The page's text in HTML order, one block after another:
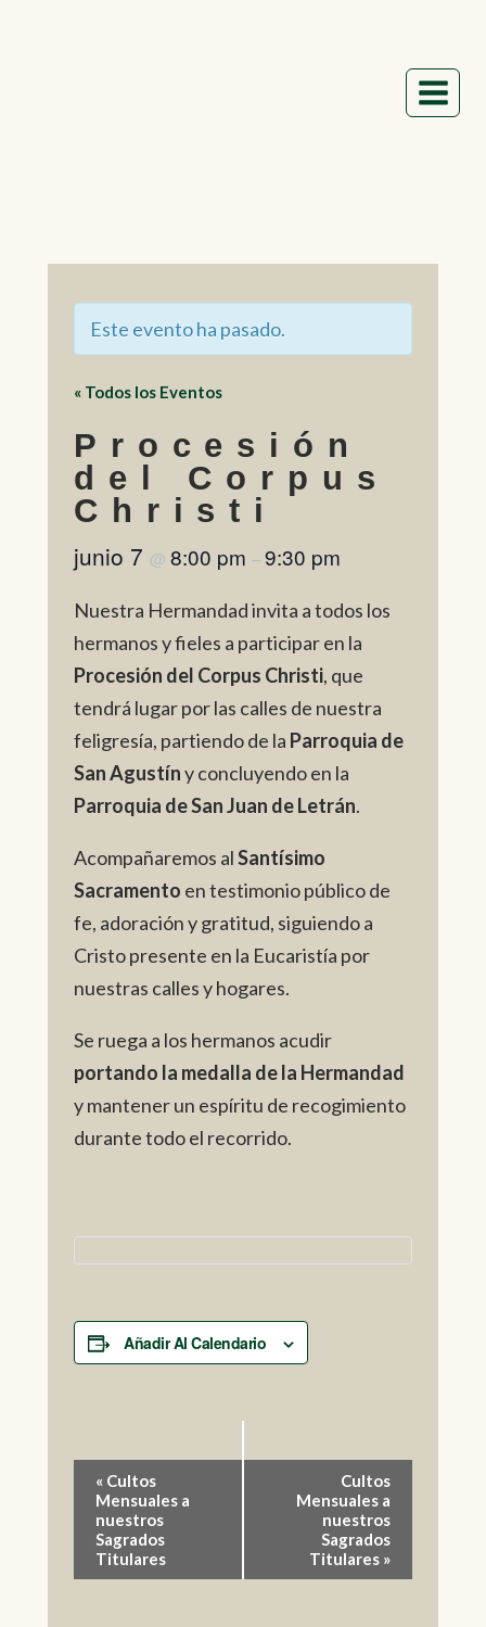
Este evento ha pasado.
« Todos los Eventos
Procesión
del Corpus
Christi
junio 7 @ 8:00 pm –9:30 pm
Nuestra Hermandad invita a todos los
hermanos y fieles a participar en la
Procesión del Corpus Christi, que
tendrá lugar por las calles de nuestra
feligresía, partiendo de la Parroquia de
San Agustíny concluyendo en la
Parroquia de San Juan de Letrán.
Acompañaremos alSantísimo
Sacramento en testimonio público de
fe, adoración y gratitud, siguiendo a
Cristo presente en la Eucaristía por
nuestras calles y hogares.
Se ruega a los hermanos acudir
portando la medalla de la Hermandad
y mantener un espíritu de recogimiento
durante todo el recorrido.
Añadir Al Calendario
Navegación
del
Evento
« Cultos
Mensuales a
nuestros
Sagrados
Titulares
Cultos
Mensuales a
nuestros
Sagrados
Titulares »